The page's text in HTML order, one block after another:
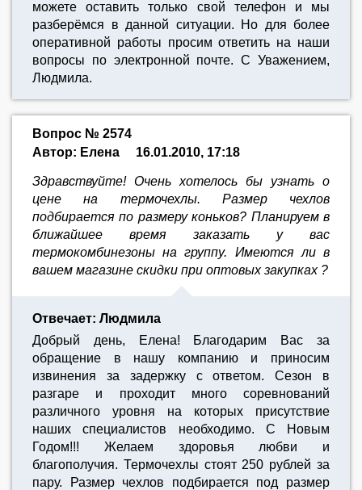
можете оставить только свой телефон и мы
разберёмся в данной ситуации. Но для более
оперативной работы просим ответить на наши
вопросы по электронной почте. С Уважением,
Людмила.
Вопрос № 2574
Автор: Елена
16.01.2010, 17:18
Здравствуйте! Очень хотелось бы узнать о
цене на термочехлы. Размер чехлов
подбирается по размеру коньков? Планируем в
ближайшее время заказать у вас
термокомбинезоны на группу. Имеются ли в
вашем магазине скидки при оптовых закупках ?
Отвечает: Людмила
Добрый день, Елена! Благодарим Вас за
обращение в нашу компанию и приносим
извинения за задержку с ответом. Сезон в
разгаре и проходит много соревнований
различного уровня на которых присутствие
наших специалистов необходимо. С Новым
Годом!!! Желаем здоровья любви и
благополучия. Термочехлы стоят 250 рублей за
пару. Размер чехлов подбирается под размер